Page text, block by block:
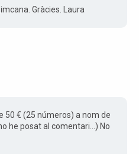
Gràcies. Laura
50 € (25 números) a nom de
he posat al comentari...) No